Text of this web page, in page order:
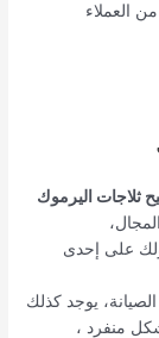
العملاء
ثلاجات اليرموك
على إحدى
يوجد كذلك
منفرد ،